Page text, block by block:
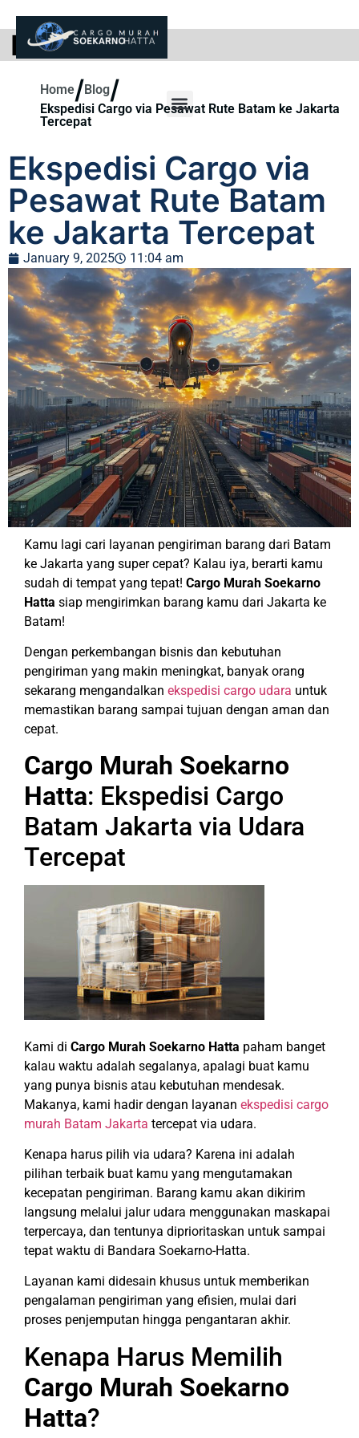
BLOG
Home/Blog/
Ekspedisi Cargo via Pesawat Rute Batam ke Jakarta
Tercepat
Ekspedisi Cargo via
Pesawat Rute Batam
ke Jakarta Tercepat
January 9, 2025 11:04 am
Kamu lagi cari layanan pengiriman barang dari Batam
ke Jakarta yang super cepat? Kalau iya, berarti kamu
sudah di tempat yang tepat! Cargo Murah Soekarno
Hatta siap mengirimkan barang kamu dari Jakarta ke
Batam!
Dengan perkembangan bisnis dan kebutuhan
pengiriman yang makin meningkat, banyak orang
sekarang mengandalkan ekspedisi cargo udara untuk
memastikan barang sampai tujuan dengan aman dan
cepat.
Cargo Murah Soekarno
Hatta: Ekspedisi Cargo
Batam Jakarta via Udara
Tercepat
Kami di Cargo Murah Soekarno Hatta paham banget
kalau waktu adalah segalanya, apalagi buat kamu
yang punya bisnis atau kebutuhan mendesak.
Makanya, kami hadir dengan layanan ekspedisi cargo
murah Batam Jakarta tercepat via udara.
Kenapa harus pilih via udara? Karena ini adalah
pilihan terbaik buat kamu yang mengutamakan
kecepatan pengiriman. Barang kamu akan dikirim
langsung melalui jalur udara menggunakan maskapai
terpercaya, dan tentunya diprioritaskan untuk sampai
tepat waktu di Bandara Soekarno-Hatta.
Layanan kami didesain khusus untuk memberikan
pengalaman pengiriman yang efisien, mulai dari
proses penjemputan hingga pengantaran akhir.
Kenapa Harus Memilih
Cargo Murah Soekarno
Hatta?